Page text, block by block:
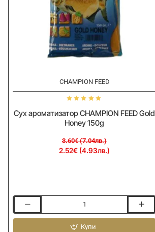
CHAMPION FEED
Сух ароматизатор CHAMPION FEED Gold
Honey 150g
2.52€ (4.93лв.)
3.60€ (7.04лв.)
ароматизатор
Купи